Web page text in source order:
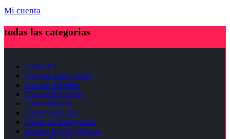
Mi cuenta
todas las categorias
Controles
Carcasa para Control
Carcasa Abatible
Carcasa Proximity
Llaves Huecas
Llaves con Chip
Llaves de Emergencia
Insertos Keydiy/Xhorse